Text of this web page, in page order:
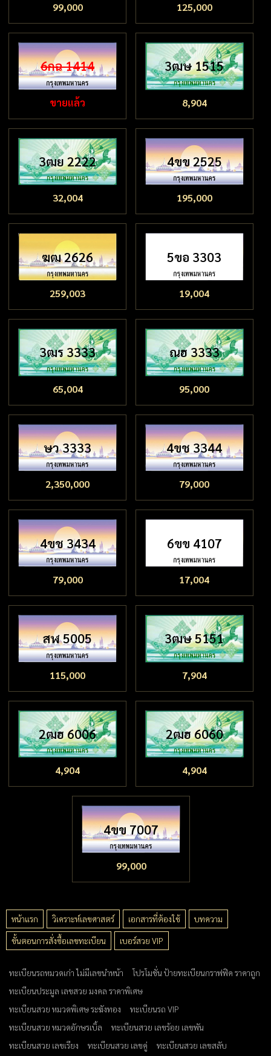
99,000 125,000
6กฉ 1414
ขายแล้ว
3ฒษ 1515
8,904
3ฒย 2222
32,004
4ขข 2525
195,000
ฆฒ 2626
259,003
5ขอ 3303
19,004
3ฒร 3333
65,004
ณฮ 3333
95,000
ษว 3333
2,350,000
4ขช 3344
79,000
4ขช 3434
79,000
6ขข 4107
17,004
สฬ 5005
115,000
3ฒษ 5151
7,904
2ฒฮ 6006
4,904
2ฒฮ 6060
4,904
4ขข 7007
99,000
หน้าแรก วิเคราะห์เลขศาสตร์ เอกสารที่ต้องใช้
บทความ
ขั้นตอนการสั่งซื้อเลขทะเบียน
เบอร์สวย VIP
ทะเบียนรถหมวดเก่า ไม่มีเลขนำหน้า
โปรโมชั่น ป้ายทะเบียนกราฟฟิค ราคาถูก
ทะเบียนประมูล เลขสวย มงคล ราคาพิเศษ
ทะเบียนสวย หมวดพิเศษ ระฆังทอง
ทะเบียนรถ VIP
ทะเบียนสวย หมวดอักษรเบิ้ล
ทะเบียนสวย เลขร้อย เลขพัน
ทะเบียนสวย เลขเรียง
ทะเบียนสวย เลขคู่ ทะเบียนสวย เลขสลับ